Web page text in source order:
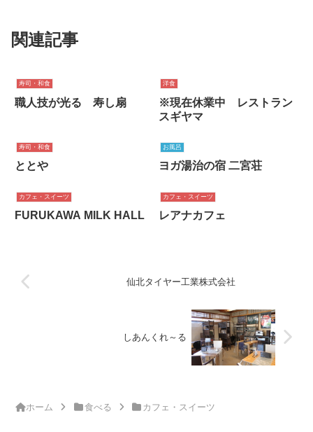
関連記事
寿司・和食
職人技が光る 寿し扇
洋食
※現在休業中 レストラン
スギヤマ
寿司・和食
ととや
お風呂
ヨガ湯治の宿 二宮荘
カフェ・スイーツ
FURUKAWA MILK HALL
カフェ・スイーツ
レアナカフェ
仙北タイヤー工業株式会社
しあんくれ～る
ホーム 食べる カフェ・スイーツ